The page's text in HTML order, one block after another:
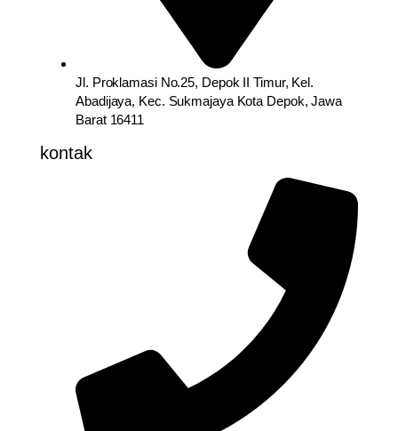
Jl. Proklamasi No.25, Depok II Timur, Kel.
Abadijaya, Kec. Sukmajaya Kota Depok, Jawa
Barat 16411
kontak